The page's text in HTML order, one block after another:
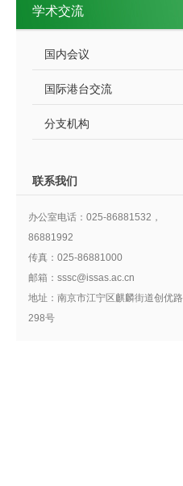
学术交流
国内会议
国际港台交流
分支机构
联系我们
办公室电话：025-86881532，
86881992
传真：025-86881000
邮箱：sssc@issas.ac.cn
地址：南京市江宁区麒麟街道创优路
298号